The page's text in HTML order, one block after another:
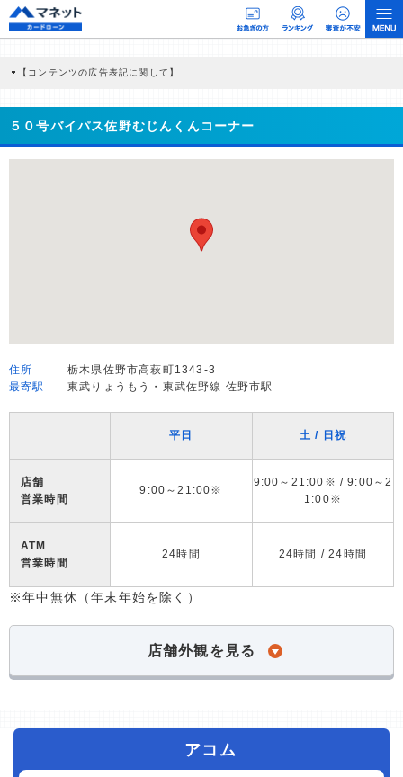
【コンテンツの広告表記に関して】
商品を根拠なくPRするものではなく、当編集部の調査／ユーザーへの口コミ収集な
どに基づき、公平性を担保した情報提供を行っています。
>提携企業一覧
５０号バイパス佐野むじんくんコーナー
住所
栃木県佐野市高萩町1343-3
最寄駅
東武りょうもう・東武佐野線 佐野市駅
平日 土 / 日祝
店舗
営業時間
9:00～21:00※
9:00～21:00※ / 9:00～2
1:00※
ATM
営業時間
24時間 24時間 / 24時間
※年中無休（年末年始を除く）
店舗外観を見る
アコム